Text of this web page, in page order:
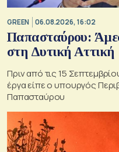
GREEN 06.08.2026, 16:02
Παπασταύρου:
στη Δυτική Αττική
Πριν από τις 15
έργα είπε ο υπουργός
Παπασταύρου